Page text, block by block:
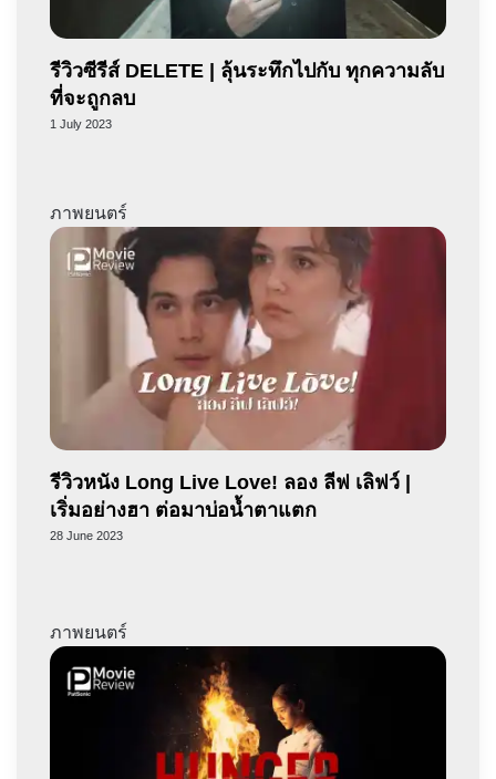
รีวิวซีรีส์ DELETE | ลุ้นระทึกไปกับ ทุกความลับ
ที่จะถูกลบ
1 July 2023
ภาพยนตร์
รีวิวหนัง Long Live Love! ลอง ลีฟ เลิฟว์ |
เริ่มอย่างฮา ต่อมาบ่อน้ำตาแตก
28 June 2023
ภาพยนตร์